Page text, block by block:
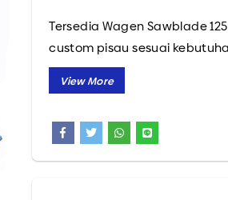
Tersedia Wagen Sawblade
custom pisau sesuai